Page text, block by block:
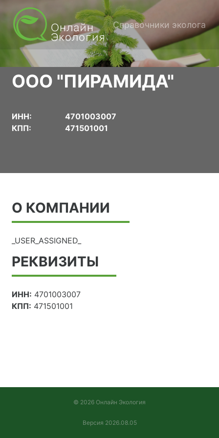
Справочники эколога
ООО "ПИРАМИДА"
ИНН:
4701003007
КПП:
471501001
О КОМПАНИИ
_USER_ASSIGNED_
РЕКВИЗИТЫ
ИНН: 4701003007
КПП: 471501001
© 2026 Онлайн Экология
Версия 2026.08.05